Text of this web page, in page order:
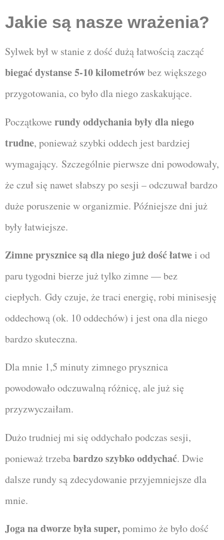
Jakie są nasze wrażenia?
Sylwek był w stanie z dość dużą łatwością zacząć
biegać dystanse 5-10 kilometrówbez większego
przygotowania, co było dla niego zaskakujące.
Początkowe rundy oddychania były dla niego
trudne, ponieważ szybki oddech jest bardziej
wymagający. Szczególnie pierwsze dni powodowały,
że czuł się nawet słabszy po sesji – odczuwał bardzo
duże poruszenie w organizmie. Późniejsze dni już
były łatwiejsze.
Zimne prysznice są dla niego już dość łatwei od
paru tygodni bierze już tylko zimne — bez
ciepłych. Gdy czuje, że traci energię, robi minisesję
oddechową (ok. 10 oddechów) i jest ona dla niego
bardzo skuteczna.
Dla mnie 1,5 minuty zimnego prysznica
powodowało odczuwalną różnicę, ale już się
przyzwyczaiłam.
Dużo trudniej mi się oddychało podczas sesji,
ponieważ trzebabardzo szybko oddychać. Dwie
dalsze rundy są zdecydowanie przyjemniejsze dla
mnie.
Joga na dworze była super,pomimo że było dość